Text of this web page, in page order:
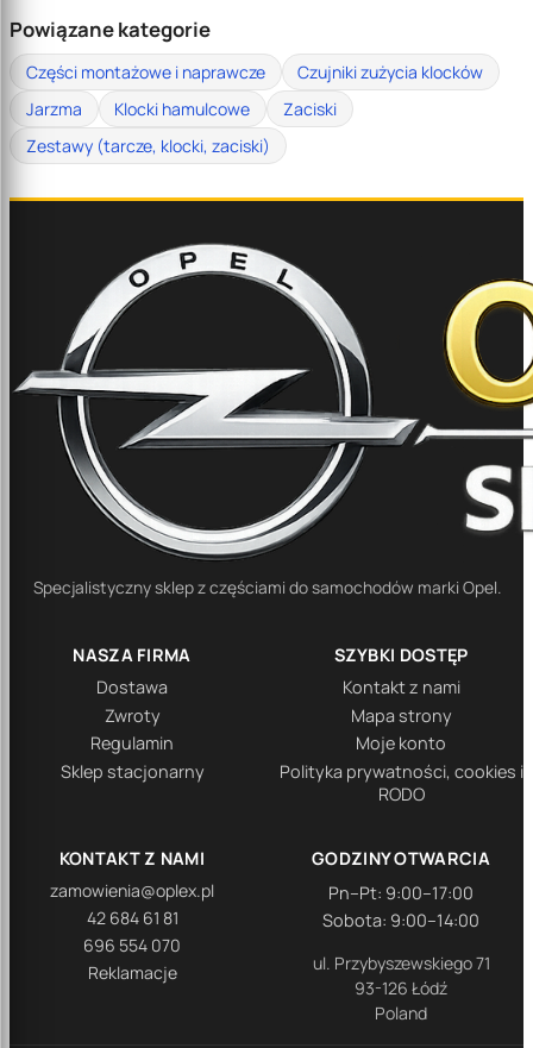
Powiązane kategorie
Części montażowe i naprawcze
Czujniki zużycia klocków
Jarzma
Klocki hamulcowe
Zaciski
Zestawy (tarcze, klocki, zaciski)
Specjalistyczny sklep z częściami do samochodów marki Opel.
NASZA FIRMA
Dostawa
Zwroty
Regulamin
Sklep stacjonarny
SZYBKI DOSTĘP
Kontakt z nami
Mapa strony
Moje konto
Polityka prywatności, cookies i
RODO
KONTAKT Z NAMI
zamowienia@oplex.pl
42 684 61 81
696 554 070
Reklamacje
GODZINY OTWARCIA
Pn–Pt: 9:00–17:00
Sobota: 9:00–14:00
ul. Przybyszewskiego 71
93-126 Łódź
Poland